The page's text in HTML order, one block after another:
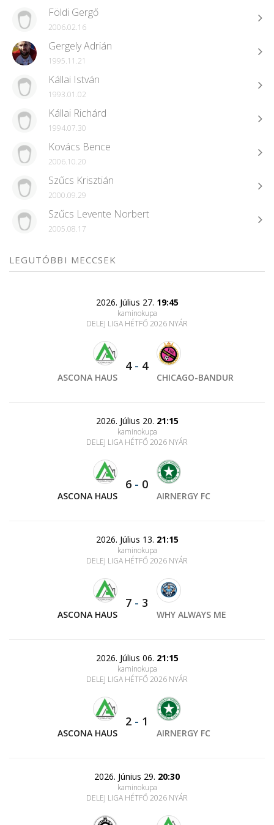
Földi Gergő
2006.02.16
Gergely Adrián
1995.11.21
Kállai István
1993.01.02
Kállai Richárd
1994.07.30
Kovács Bence
2006.10.20
Szűcs Krisztián
2000.09.29
Szűcs Levente Norbert
2005.08.17
LEGUTÓBBI MECCSEK
2026. Július 27. 19:45
kaminokupa
DELEJ LIGA HÉTFŐ 2026 NYÁR
ASCONA HAUS
4- 4
CHICAGO-BANDUR
2026. Július 20. 21:15
kaminokupa
DELEJ LIGA HÉTFŐ 2026 NYÁR
ASCONA HAUS
6 - 0
AIRNERGY FC
2026. Július 13. 21:15
kaminokupa
DELEJ LIGA HÉTFŐ 2026 NYÁR
ASCONA HAUS
7 - 3
WHY ALWAYS ME
2026. Július 06. 21:15
kaminokupa
DELEJ LIGA HÉTFŐ 2026 NYÁR
ASCONA HAUS
2 - 1
AIRNERGY FC
2026. Június 29. 20:30
kaminokupa
DELEJ LIGA HÉTFŐ 2026 NYÁR